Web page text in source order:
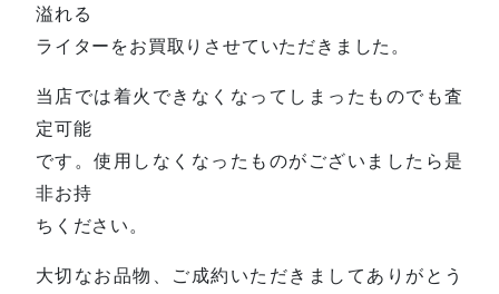
溢れる
ライターをお買取りさせていただきました。
当店では着火できなくなってしまったものでも査
定可能
です。使用しなくなったものがございましたら是
非お持
ちください。
大切なお品物、ご成約いただきましてありがとう